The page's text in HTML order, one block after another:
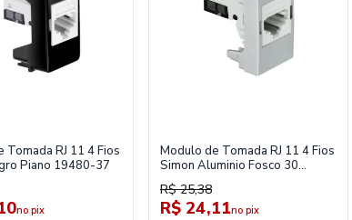
Tomada RJ 11 4 Fios
Piano 19480-37
no pix
Modulo de Tomada RJ 11 4 Fios
Simon Aluminio Fosco 30
30480-34
R$ 25,38
R$ 24,11no pix